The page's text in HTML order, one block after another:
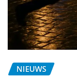
NIEUWS